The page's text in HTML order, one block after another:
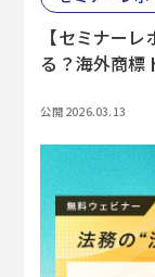
【セミナー
る？海外商標
公開 2026.03.13